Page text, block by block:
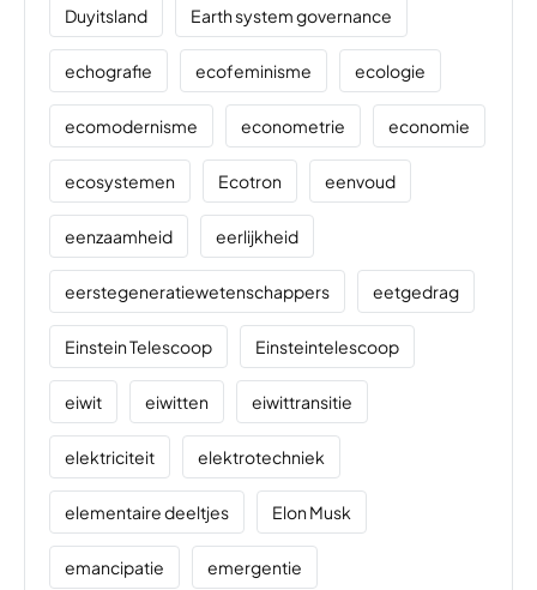
Duyitsland Earth system governance
echografie ecofeminisme ecologie
ecomodernisme econometrie economie
ecosystemen Ecotron eenvoud
eenzaamheid eerlijkheid
eerstegeneratiewetenschappers eetgedrag
Einstein Telescoop Einsteintelescoop
eiwit eiwitten eiwittransitie
elektriciteit elektrotechniek
elementaire deeltjes Elon Musk
emancipatie emergentie